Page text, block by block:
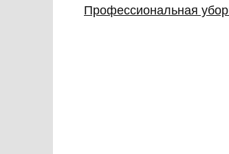
Профессиональная